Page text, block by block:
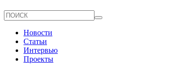
Новости
Статьи
Интервью
Проекты